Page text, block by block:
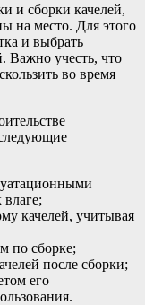
и сборки качелей,
на место. Для этого
и выбрать
Важно учесть, что
во время
качелей, учитывая
по сборке;
после сборки;
его